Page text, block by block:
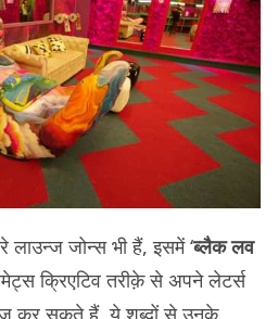
जोन्स भी हैं, इसमें ‘ब्लैक लव
क्रिएटिव तरीक़े से अपने लेटर्स